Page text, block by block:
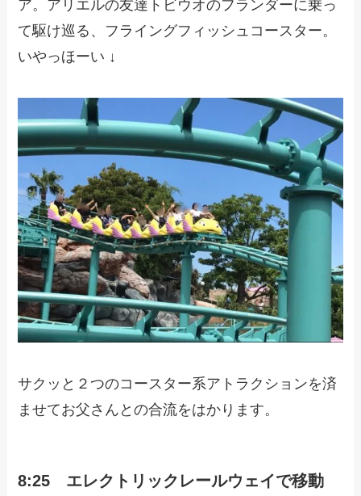
ア。アリエルの友達トビウオのフランダーに乗っ
て駆け巡る、フライングフィッシュコースター。
いやっほーい ↓
サクッと２つのコースター系アトラクションを済
ませてお父さんとの合流をはかります。
8:25 エレクトリックレールウェイで移動